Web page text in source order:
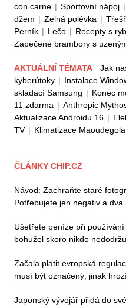
con carne | Sportovní nápoj |
džem | Zelná polévka |
Perník | Lečo | Recepty s
Zapečené brambory s
AKTUÁLNÍ TÉMATA Jak
kyberútoky | Instalace
skládací Samsung | Konec
11 zdarma | Anthropic
Aktualizace Androidu 16 |
TV | Klimatizace Maoudegola
ČLÁNKY CHIP.CZ
Návod: Zachraňte staré
Potřebujete jen negativ a dva
Ušetřete peníze při
bohužel skoro nikdo
Začala platit evropská
musí být označený, jinak
Japonský vývojář přidá do